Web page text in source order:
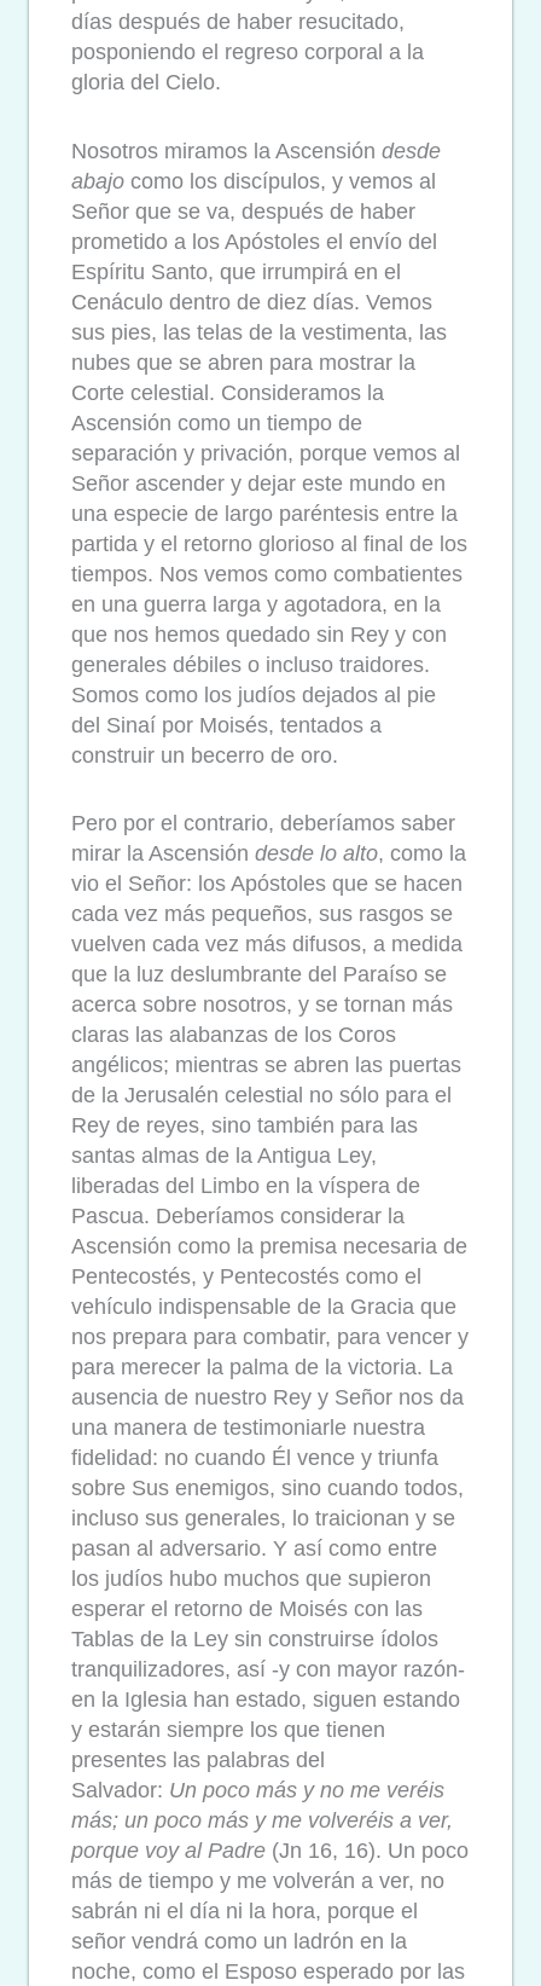
días después de haber resucitado,
posponiendo el regreso corporal a la
gloria del Cielo.
Nosotros miramos la Ascensión desde
abajo como los discípulos, y vemos al
Señor que se va, después de haber
prometido a los Apóstoles el envío del
Espíritu Santo, que irrumpirá en el
Cenáculo dentro de diez días. Vemos
sus pies, las telas de la vestimenta, las
nubes que se abren para mostrar la
Corte celestial. Consideramos la
Ascensión como un tiempo de
separación y privación, porque vemos al
Señor ascender y dejar este mundo en
una especie de largo paréntesis entre la
partida y el retorno glorioso al final de los
tiempos. Nos vemos como combatientes
en una guerra larga y agotadora, en la
que nos hemos quedado sin Rey y con
generales débiles o incluso traidores.
Somos como los judíos dejados al pie
del Sinaí por Moisés, tentados a
construir un becerro de oro.
Pero por el contrario, deberíamos saber
mirar la Ascensión desde lo alto, como la
vio el Señor: los Apóstoles que se hacen
cada vez más pequeños, sus rasgos se
vuelven cada vez más difusos, a medida
que la luz deslumbrante del Paraíso se
acerca sobre nosotros, y se tornan más
claras las alabanzas de los Coros
angélicos; mientras se abren las puertas
de la Jerusalén celestial no sólo para el
Rey de reyes, sino también para las
santas almas de la Antigua Ley,
liberadas del Limbo en la víspera de
Pascua. Deberíamos considerar la
Ascensión como la premisa necesaria de
Pentecostés, y Pentecostés como el
vehículo indispensable de la Gracia que
nos prepara para combatir, para vencer y
para merecer la palma de la victoria. La
ausencia de nuestro Rey y Señor nos da
una manera de testimoniarle nuestra
fidelidad: no cuando Él vence y triunfa
sobre Sus enemigos, sino cuando todos,
incluso sus generales, lo traicionan y se
pasan al adversario. Y así como entre
los judíos hubo muchos que supieron
esperar el retorno de Moisés con las
Tablas de la Ley sin construirse ídolos
tranquilizadores, así -y con mayor razón-
en la Iglesia han estado, siguen estando
y estarán siempre los que tienen
presentes las palabras del
Salvador: Un poco más y no me veréis
más; un poco más y me volveréis a ver,
porque voy al Padre (Jn 16, 16). Un poco
más de tiempo y me volverán a ver, no
sabrán ni el día ni la hora, porque el
señor vendrá como un ladrón en la
noche, como el Esposo esperado por las